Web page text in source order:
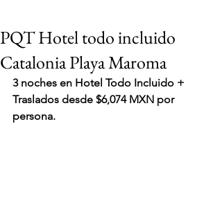
PQT Hotel todo incluido
Catalonia Playa Maroma
3 noches en Hotel Todo Incluido +
Traslados desde $6,074 MXN por
persona.